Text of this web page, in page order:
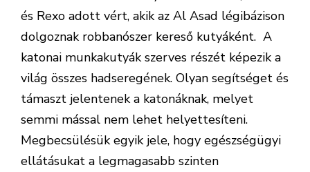
és Rexo adott vért, akik az Al Asad légibázison
dolgoznak robbanószer kereső kutyáként. A
katonai munkakutyák szerves részét képezik a
világ összes hadseregének. Olyan segítséget és
támaszt jelentenek a katonáknak, melyet
semmi mással nem lehet helyettesíteni.
Megbecsülésük egyik jele, hogy egészségügyi
ellátásukat a legmagasabb szinten